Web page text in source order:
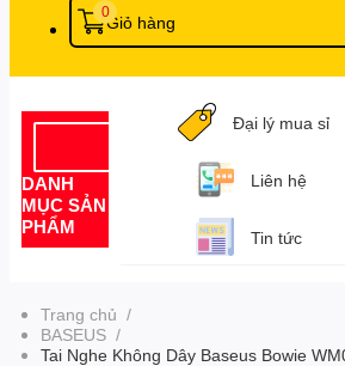
Giỏ hàng
0
DANH
MỤC SẢN
PHẨM
Đại lý mua sỉ
Liên hệ
Tin tức
Trang chủ /
BASEUS /
Tai Nghe Không Dây Baseus Bowie